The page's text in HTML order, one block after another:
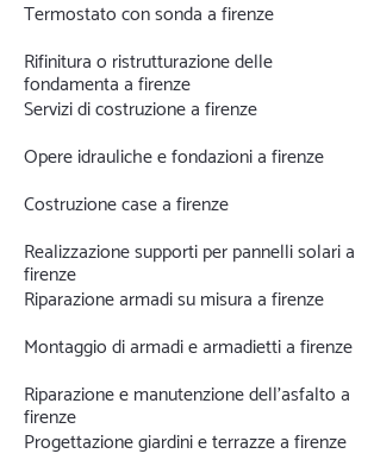
Termostato con sonda a firenze
Rifinitura o ristrutturazione delle
fondamenta a firenze
Servizi di costruzione a firenze
Opere idrauliche e fondazioni a firenze
Costruzione case a firenze
Realizzazione supporti per pannelli solari a
firenze
Riparazione armadi su misura a firenze
Montaggio di armadi e armadietti a firenze
Riparazione e manutenzione dell'asfalto a
firenze
Progettazione giardini e terrazze a firenze